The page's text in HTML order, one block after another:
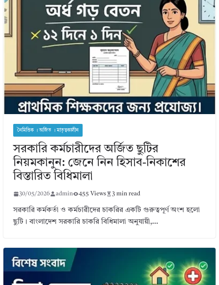
নৈমিত্তিক । অর্জিত । মাতৃত্বকালীন
সরকারি কর্মচারীদের অর্জিত ছুটির
নিয়মকানুন: জেনে নিন হিসাব-নিকাশের
বিস্তারিত বিধিমালা
30/05/2026 admin 455 Views 3 min read
সরকারি কর্মকর্তা ও কর্মচারীদের চাকরির একটি গুরুত্বপূর্ণ অংশ হলো
ছুটি। বাংলাদেশ সরকারি চাকরি বিধিমালা অনুযায়ী,…